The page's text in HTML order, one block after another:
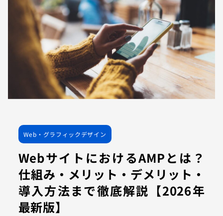
Web・グラフィックデザイン
WebサイトにおけるAMPとは？
仕組み・メリット・デメリット・
導入方法まで徹底解説【2026年
最新版】